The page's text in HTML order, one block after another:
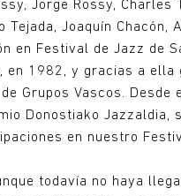
Jorge Rossy, Charles
Tejada, Joaquín Chacón,
en Festival de Jazz de
en 1982, y gracias a ella
Grupos Vascos. Desde
Donostiako Jazzaldia,
en nuestro
todavía no haya